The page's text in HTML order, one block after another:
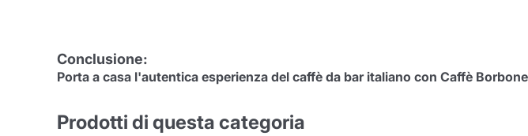
Conclusione:
Porta a casa l'autentica esperienza del caffè da bar italiano con Caffè
Prodotti di questa categoria